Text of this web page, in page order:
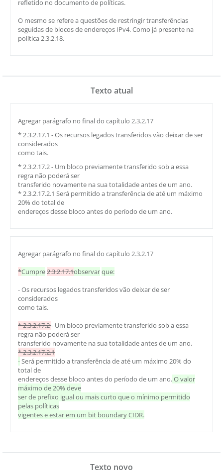
refletido no documento de políticas.
O mesmo se refere a questões de restringir transferências
seguidas de blocos de endereços IPv4. Como já presente na
política 2.3.2.18.
Texto atual
Agregar parágrafo no final do capítulo 2.3.2.17
* 2.3.2.17.1 - Os recursos legados transferidos vão deixar de ser
considerados
como tais.
* 2.3.2.17.2 - Um bloco previamente transferido sob a essa
regra não poderá ser
transferido novamente na sua totalidade antes de um ano.
* 2.3.2.17.2.1 Será permitido a transferência de até um máximo
20% do total de
endereços desse bloco antes do período de um ano.
Agregar parágrafo no final do capítulo 2.3.2.17
*Cumpre2.3.2.17.1observarque:
- Os recursos legados transferidos vão deixar de ser
considerados
como tais.
* 2.3.2.17.2- Um bloco previamente transferido sob a essa
regra não poderá ser
transferido novamente na sua totalidade antes de um ano.
* 2.3.2.17.2.1
-Será permitido a transferência de até um máximo 20% do
total de
endereços desse bloco antes do período de um ano.O valor
máximo de 20% deve
ser de prefixo igual ou mais curto que o mínimo permitido
pelas políticas
vigentes e estar em um bit boundary CIDR.
Texto novo